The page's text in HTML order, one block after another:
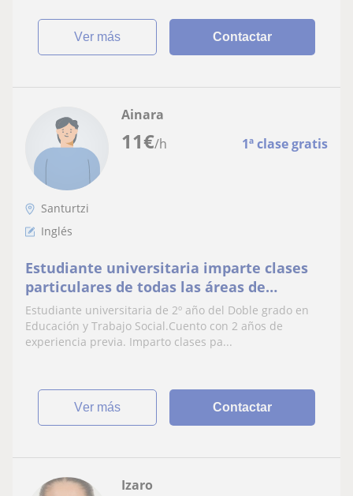
ver más Contactar
11€/h 1ª clase gratis
Ainara
Santurtzi
Inglés
Estudiante universitaria imparte clases
particulares de todas las áreas de
primaria Y 1º Y 2º de la E.S.O
Estudiante universitaria de 2º año del Doble grado en
Educación y Trabajo Social.Cuento con 2 años de
experiencia previa. Imparto clases pa...
ver más Contactar
Izaro